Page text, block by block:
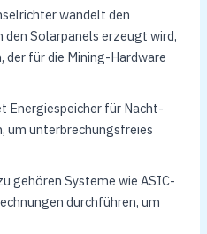
wandelt den
den Solarpanels erzeugt wird,
der für die Mining-Hardware
Energiespeicher für Nacht-
um unterbrechungsfreies
gehören Systeme wie ASIC-
durchführen, um